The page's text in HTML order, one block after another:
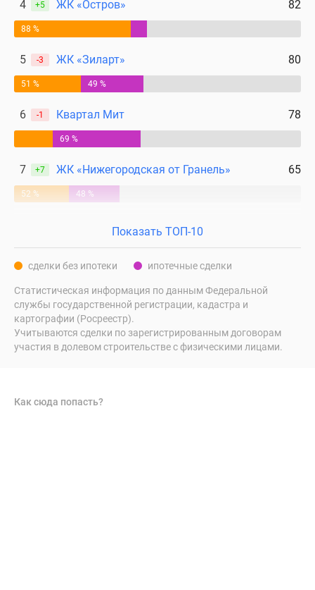
4 +5 ЖК «Остров» 82
88 %
5 -3 ЖК «Зиларт» 80
51 % 49 %
6 -1 Квартал Мит 78
69 %
7 +7 ЖК «Нижегородская от Гранель» 65
52 % 48 %
Показать ТОП-10
сделки без ипотеки ипотечные сделки
Статистическая информация по данным Федеральной
службы государственной регистрации, кадастра и
картографии (Росреестр).
Учитываются сделки по зарегистрированным договорам
участия в долевом строительстве с физическими лицами.
Как сюда попасть?